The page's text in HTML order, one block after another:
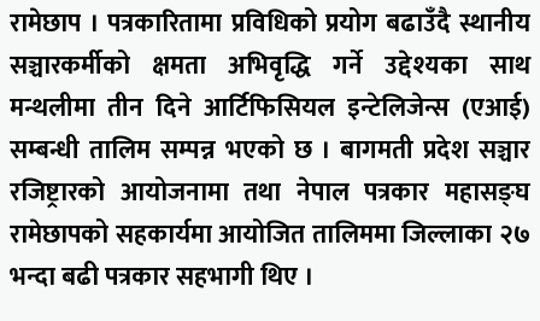
रामेछाप । पत्रकारितामा प्रविधिको प्रयोग बढाउँदै स्थानीय
सञ्चारकर्मीको क्षमता अभिवृद्धि गर्ने उद्देश्यका साथ
मन्थलीमा तीन दिने आर्टिफिसियल इन्टेलिजेन्स (एआई)
सम्बन्धी तालिम सम्पन्न भएको छ । बागमती प्रदेश सञ्चार
रजिष्ट्रारको आयोजनामा तथा नेपाल पत्रकार महासङ्घ
रामेछापको सहकार्यमा आयोजित तालिममा जिल्लाका २७
भन्दा बढी पत्रकार सहभागी थिए ।